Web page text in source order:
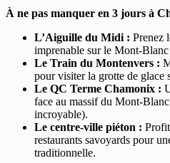
À ne pas manquer en 3 jours à
L’Aiguille du Midi : Prenez
imprenable sur le Mont-
Le Train du Montenvers :
pour visiter la grotte de glace
Le QC Terme Chamonix :
face au massif du Mont-
incroyable).
Le centre-ville piéton :
restaurants savoyards pour
traditionnelle.